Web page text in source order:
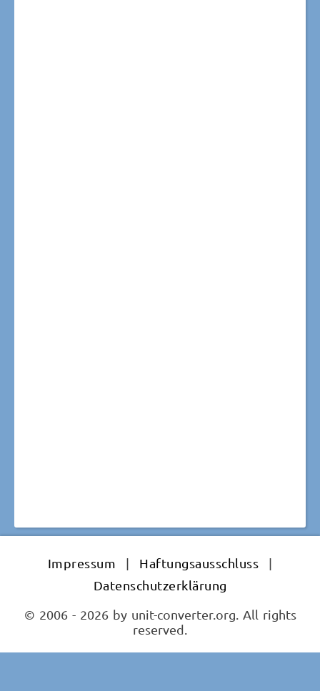
Impressum | Haftungsausschluss
|
Datenschutzerklärung
© 2006 - 2026 by unit-converter.org. All rights
reserved.